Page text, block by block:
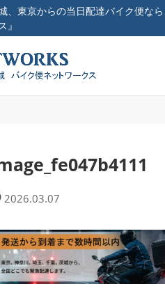
、東京からの当日配達バイク便な
』
2026.03.07